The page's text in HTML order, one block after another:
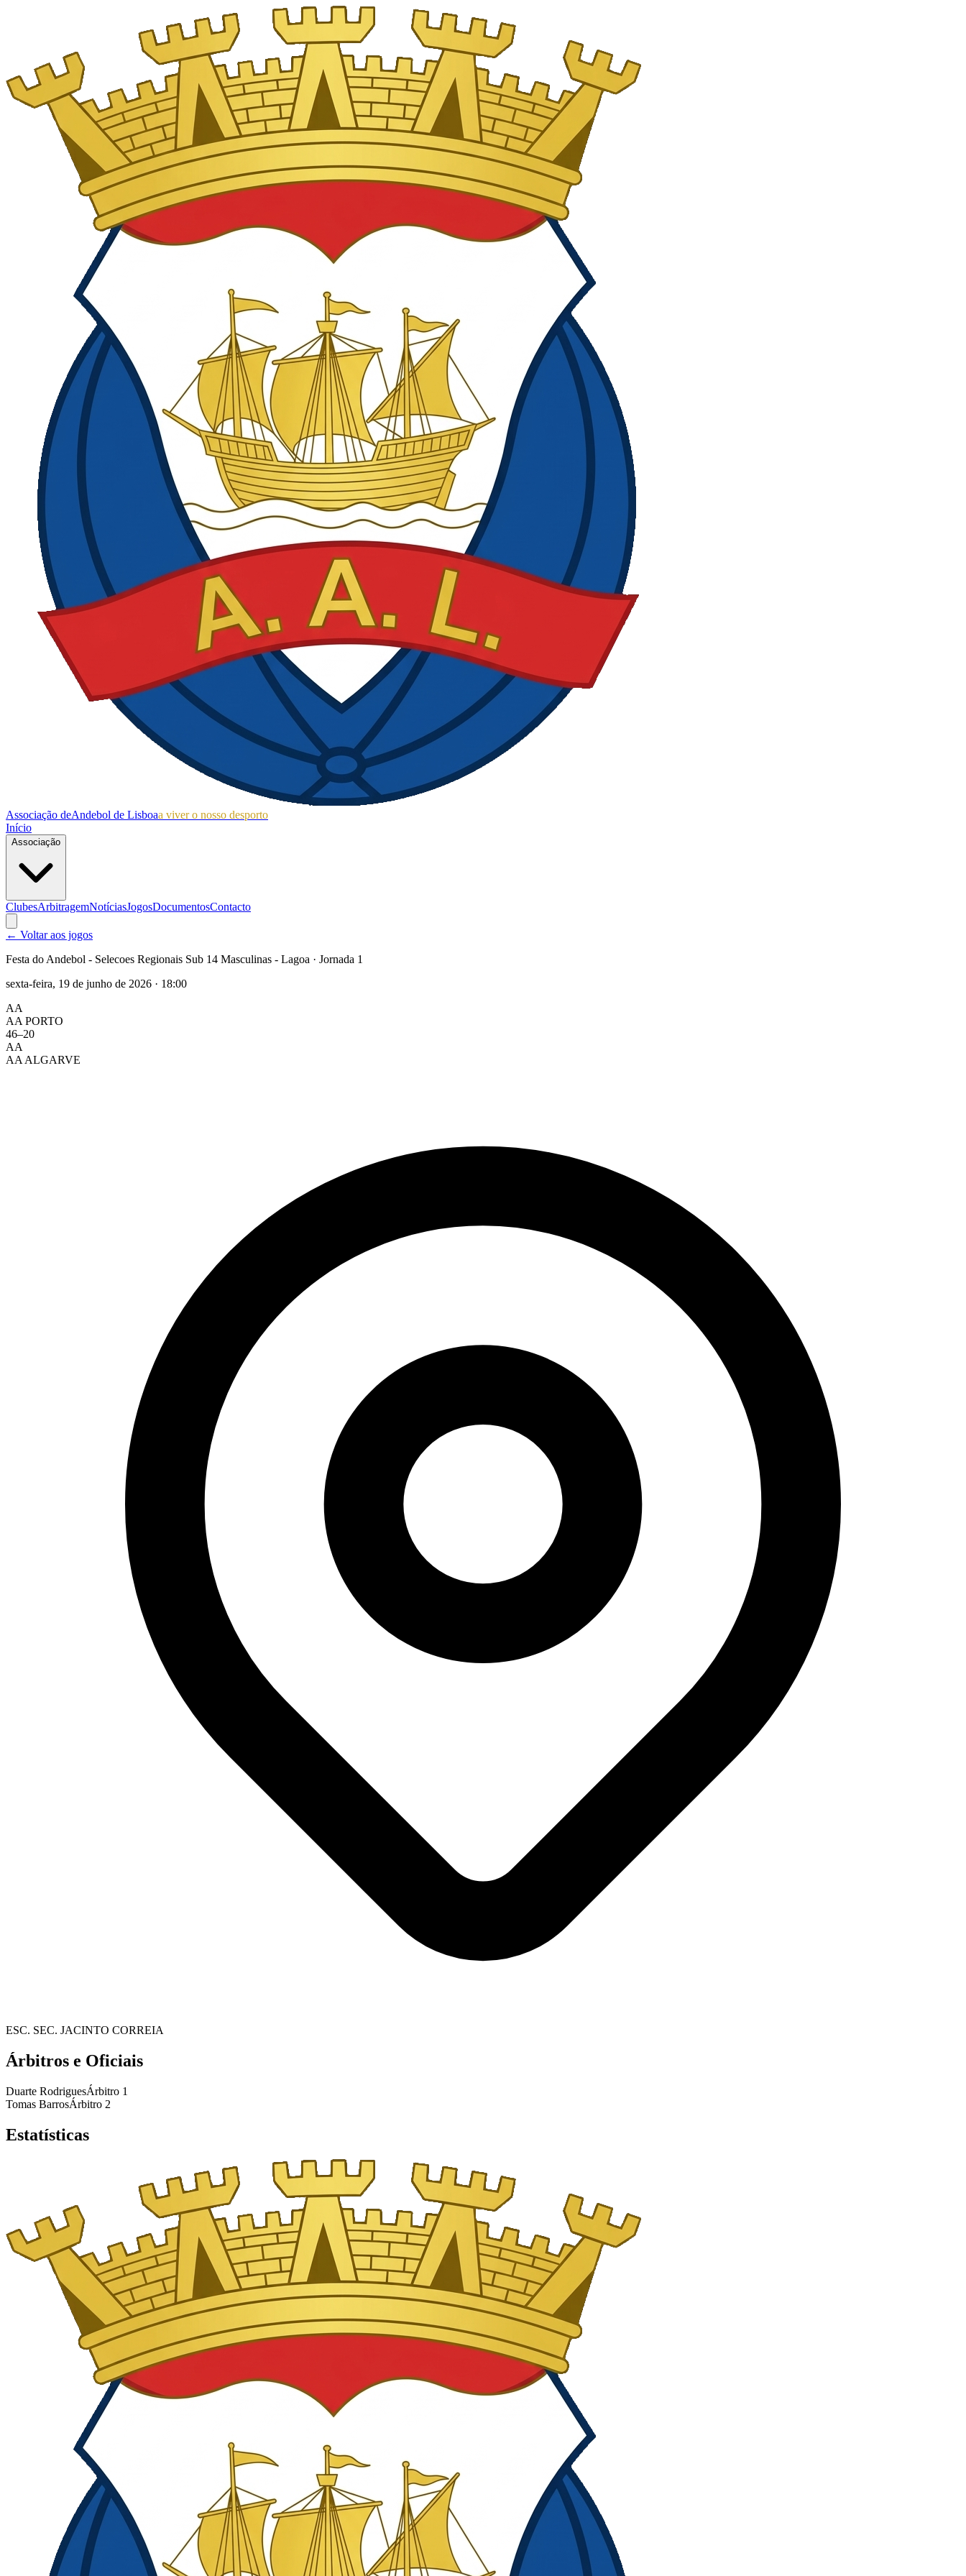
Associação deAndebol de Lisboaa viver o nosso desporto
Início
Associação
ClubesArbitragemNotíciasJogosDocumentosContacto
← Voltar aos jogos
Festa do Andebol - Selecoes Regionais Sub 14 Masculinas - Lagoa · Jornada 1
sexta-feira, 19 de junho de 2026 · 18:00
AA
AA PORTO
46–20
AA
AA ALGARVE
ESC. SEC. JACINTO CORREIA
Árbitros e Oficiais
Duarte RodriguesÁrbitro 1
Tomas BarrosÁrbitro 2
Estatísticas